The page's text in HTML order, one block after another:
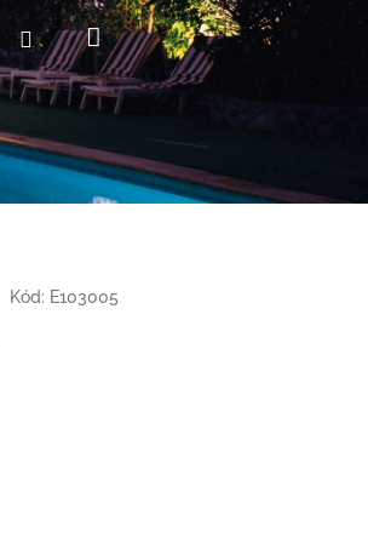
PřihlášeníNákupní
košík
Kód: E103005